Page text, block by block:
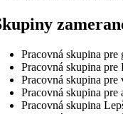
Pracovná skupina
Pracovná skupina
Pracovná skupina pre
Pracovná skupina
Pracovná skupina